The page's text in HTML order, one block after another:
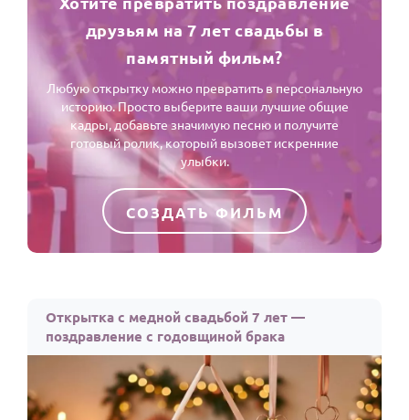
друзьям на 7 лет свадьбы в
памятный фильм?
Любую открытку можно превратить в персональную
историю. Просто выберите ваши лучшие общие
кадры, добавьте значимую песню и получите
готовый ролик, который вызовет искренние
улыбки.
СОЗДАТЬ ФИЛЬМ
Открытка с медной свадьбой 7 лет —
поздравление с годовщиной брака